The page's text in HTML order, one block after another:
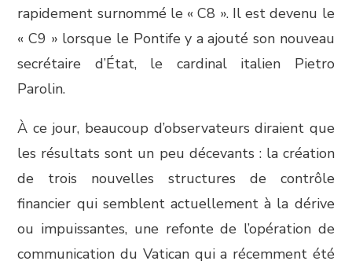
rapidement surnommé le « C8 ». Il est devenu le
« C9 » lorsque le Pontife y a ajouté son nouveau
secrétaire d’État, le cardinal italien Pietro
Parolin.
À ce jour, beaucoup d’observateurs diraient que
les résultats sont un peu décevants : la création
de trois nouvelles structures de contrôle
financier qui semblent actuellement à la dérive
ou impuissantes, une refonte de l’opération de
communication du Vatican qui a récemment été